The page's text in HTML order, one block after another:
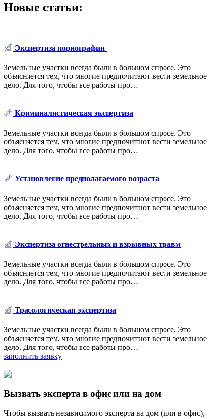
Новые статьи:
Экспертиза порнографии
Земельные участки всегда были в большом спросе. Это
объясняется тем, что многие предпочитают вести земельное
дело. Для того, чтобы все работы про…
Криминалистическая экспертиза
Земельные участки всегда были в большом спросе. Это
объясняется тем, что многие предпочитают вести земельное
дело. Для того, чтобы все работы про…
Установление предполагаемого возраста
Земельные участки всегда были в большом спросе. Это
объясняется тем, что многие предпочитают вести земельное
дело. Для того, чтобы все работы про…
Экспертиза огнестрельных и взрывных травм
Земельные участки всегда были в большом спросе. Это
объясняется тем, что многие предпочитают вести земельное
дело. Для того, чтобы все работы про…
Трасологическая экспертиза
Земельные участки всегда были в большом спросе. Это
объясняется тем, что многие предпочитают вести земельное
дело. Для того, чтобы все работы про…
заполнить заявку
Вызвать эксперта в офис или на дом
Чтобы вызвать независимого эксперта на дом (или в офис),